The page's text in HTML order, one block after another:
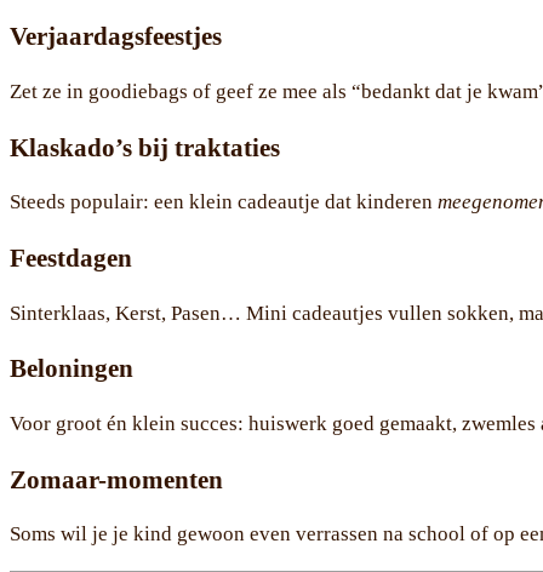
Verjaardagsfeestjes
Zet ze in goodiebags of geef ze mee als “bedankt dat je
Klaskado’s bij traktaties
Steeds populair: een klein cadeautje dat kinderen
Feestdagen
Sinterklaas, Kerst, Pasen… Mini cadeautjes vullen sokken,
Beloningen
Voor groot én klein succes: huiswerk goed gemaakt,
Zomaar-momenten
Soms wil je je kind gewoon even verrassen na school of op